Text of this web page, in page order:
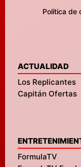
Política de
ACTUALIDAD
Los Replicantes
Capitán Ofertas
FormulaTV